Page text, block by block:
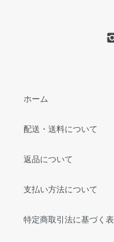
ホーム
配送・送料について
返品について
支払い方法について
特定商取引法に基づく